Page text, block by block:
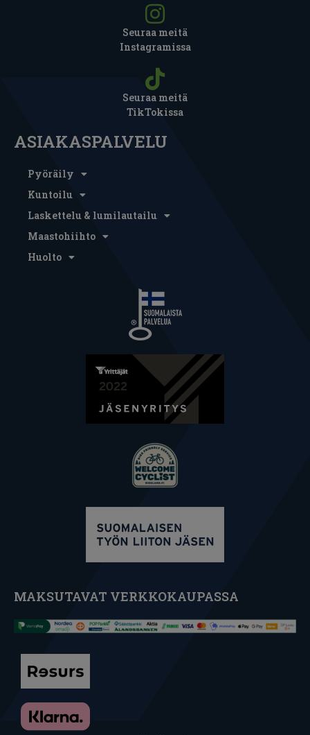
Seuraa meitä
Instagramissa
Seuraa meitä
TikTokissa
ASIAKASPALVELU
Pyöräily
Kuntoilu
Laskettelu & lumilautailu
Maastohiihto
Huolto
MAKSUTAVAT VERKKOKAUPASSA